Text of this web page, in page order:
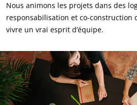
Nous animons les projets dans des
responsabilisation et co-construction
vivre un vrai esprit d’équipe.